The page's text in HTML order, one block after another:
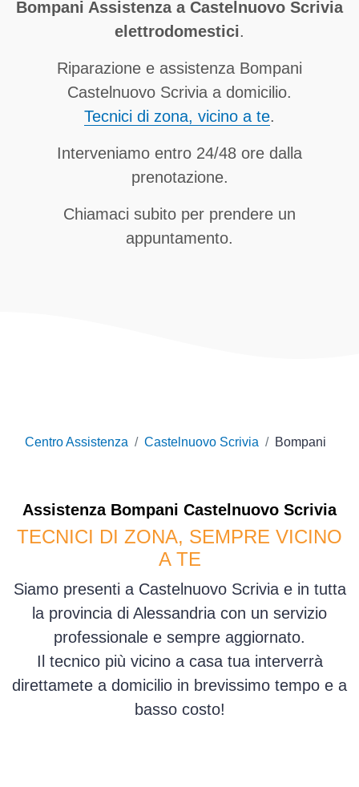
Bompani Assistenza a Castelnuovo Scrivia
elettrodomestici.
Riparazione e assistenza Bompani
Castelnuovo Scrivia a domicilio.
Tecnici di zona, vicino a te.
Interveniamo entro 24/48 ore dalla
prenotazione.
Chiamaci subito per prendere un
appuntamento.
Centro Assistenza Castelnuovo Scrivia Bompani
Assistenza Bompani Castelnuovo Scrivia
TECNICI DI ZONA, SEMPRE VICINO
A TE
Siamo presenti a Castelnuovo Scrivia e in tutta
la provincia di Alessandria con un servizio
professionale e sempre aggiornato.
Il tecnico più vicino a casa tua interverrà
direttamete a domicilio in brevissimo tempo e a
basso costo!